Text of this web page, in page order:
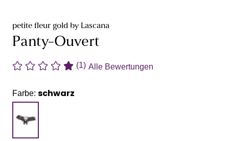
petite fleur gold by Lascana
Panty-Ouvert
(1) Alle Bewertungen
Farbe: schwarz